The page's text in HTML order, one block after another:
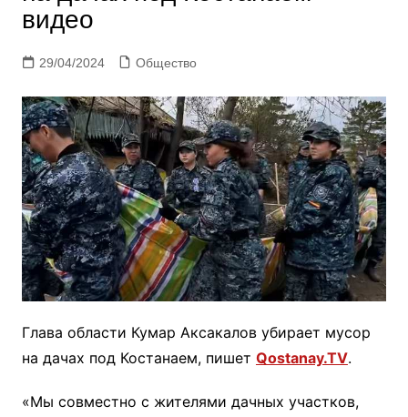
видео
29/04/2024 Общество
Глава области Кумар Аксакалов убирает мусор
на дачах под Костанаем, пишет Qostanay.TV.
«Мы совместно с жителями дачных участков,